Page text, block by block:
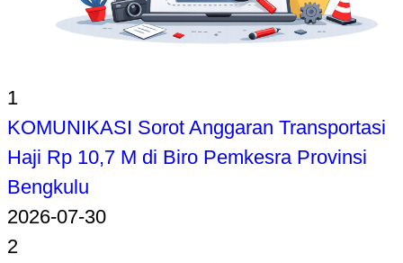
1
KOMUNIKASI Sorot Anggaran Transportasi
Haji Rp 10,7 M di Biro Pemkesra Provinsi
Bengkulu
2026-07-30
2